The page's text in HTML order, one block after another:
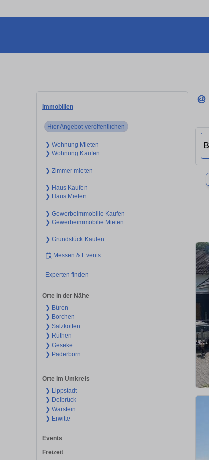
Immobilien
Hier Angebot veröffentlichen
❯ Wohnung Mieten
❯ Wohnung Kaufen
❯ Zimmer mieten
❯ Haus Kaufen
❯ Haus Mieten
❯ Gewerbeimmobilie Kaufen
❯ Gewerbeimmobilie Mieten
❯ Grundstück Kaufen
Messen & Events
Experten finden
Orte in der Nähe
❯ Büren
❯ Borchen
❯ Salzkotten
❯ Rüthen
❯ Geseke
❯ Paderborn
Orte im Umkreis
❯ Lippstadt
❯ Delbrück
❯ Warstein
❯ Erwitte
Events
Freizeit